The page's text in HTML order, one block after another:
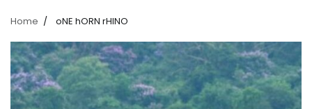
Home oNE hORN rHINO